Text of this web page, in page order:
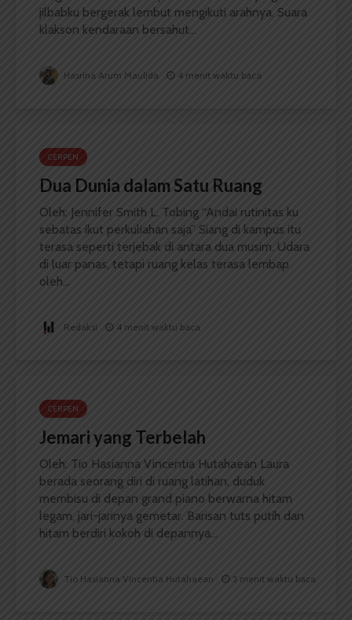
jilbabku bergerak lembut mengikuti arahnya. Suara
klakson kendaraan bersahut...
Hasrina Arum Maulida 4 menit waktu baca
CERPEN
Dua Dunia dalam Satu Ruang
Oleh: Jennifer Smith L. Tobing “Andai rutinitas ku
sebatas ikut perkuliahan saja” Siang di kampus itu
terasa seperti terjebak di antara dua musim. Udara
di luar panas, tetapi ruang kelas terasa lembap
oleh...
Redaksi 4 menit waktu baca
CERPEN
Jemari yang Terbelah
Oleh: Tio Hasianna Vincentia Hutahaean Laura
berada seorang diri di ruang latihan, duduk
membisu di depan grand piano berwarna hitam
legam, jari-jarinya gemetar. Barisan tuts putih dan
hitam berdiri kokoh di depannya...
Tio Hasianna Vincentia Hutahaean 3 menit waktu baca